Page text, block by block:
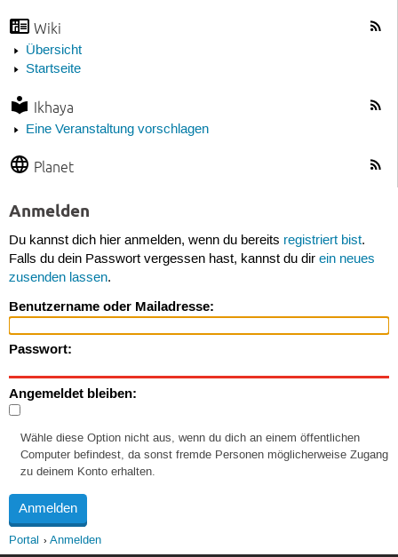
Wiki
Übersicht
Startseite
Ikhaya
Eine Veranstaltung vorschlagen
Planet
Anmelden
Du kannst dich hier anmelden, wenn du bereits registriert bist.
Falls du dein Passwort vergessen hast, kannst du dir ein neues
zusenden lassen.
Benutzername oder Mailadresse:
Passwort:
Angemeldet bleiben:
Wähle diese Option nicht aus, wenn du dich an einem öffentlichen
Computer befindest, da sonst fremde Personen möglicherweise Zugang
zu deinem Konto erhalten.
Portal Anmelden